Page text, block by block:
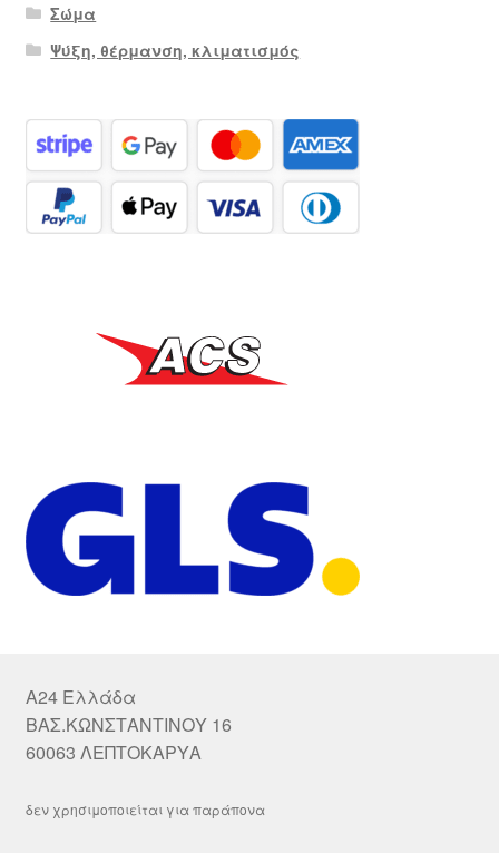
Σώμα
Ψύξη, θέρμανση, κλιματισμός
A24 Ελλάδα
ΒΑΣ.ΚΩΝΣΤΑΝΤΙΝΟΥ 16
60063 ΛΕΠΤΟΚΑΡΥΑ
δεν χρησιμοποιείται για παράπονα